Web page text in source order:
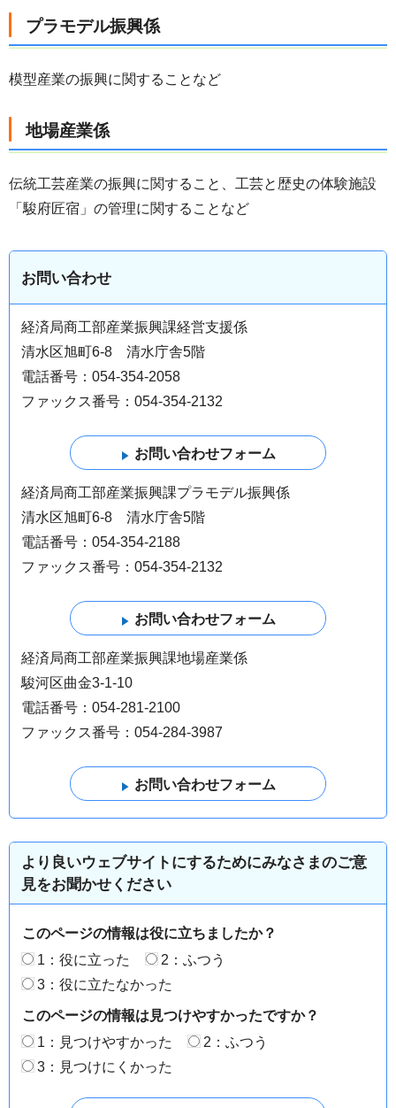
プラモデル振興係
模型産業の振興に関することなど
地場産業係
伝統工芸産業の振興に関すること、工芸と歴史の体験施設
「駿府匠宿」の管理に関することなど
お問い合わせ
経済局商工部産業振興課経営支援係
清水区旭町6-8 清水庁舎5階
電話番号：054-354-2058
ファックス番号：054-354-2132
経済局商工部産業振興課プラモデル振興係
清水区旭町6-8 清水庁舎5階
電話番号：054-354-2188
ファックス番号：054-354-2132
経済局商工部産業振興課地場産業係
駿河区曲金3-1-10
電話番号：054-281-2100
ファックス番号：054-284-3987
より良いウェブサイトにするためにみなさまのご意
見をお聞かせください
このページの情報は役に立ちましたか？
1：役に立った
2：ふつう
3：役に立たなかった
このページの情報は見つけやすかったですか？
1：見つけやすかった
2：ふつう
3：見つけにくかった